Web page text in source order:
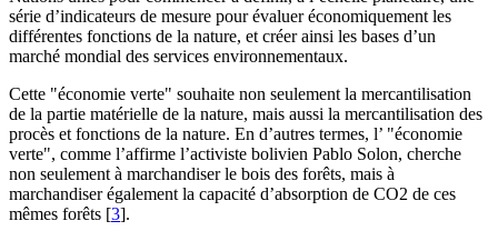
série d’indicateurs de mesure pour évaluer économiquement les
différentes fonctions de la nature, et créer ainsi les bases d’un
marché mondial des services environnementaux.
Cette "économie verte" souhaite non seulement la mercantilisation
de la partie matérielle de la nature, mais aussi la mercantilisation des
procès et fonctions de la nature. En d’autres termes, l’ "économie
verte", comme l’affirme l’activiste bolivien Pablo Solon, cherche
non seulement à marchandiser le bois des forêts, mais à
marchandiser également la capacité d’absorption de CO2 de ces
mêmes forêts [3].